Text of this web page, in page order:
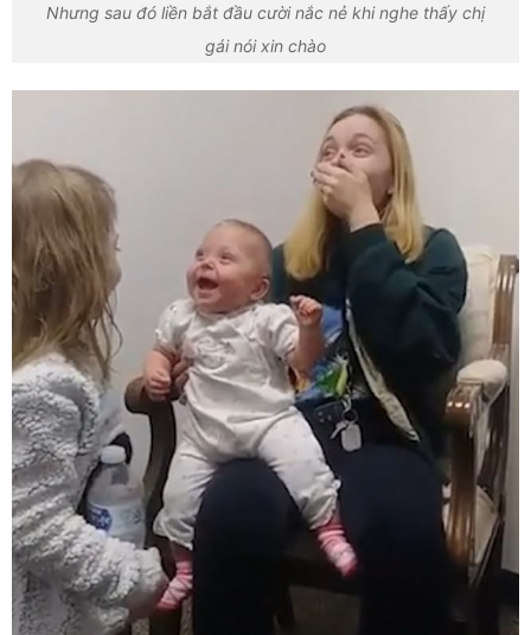
Nhưng sau đó liền bắt đầu cười nắc nẻ khi nghe thấy chị
gái nói xin chào